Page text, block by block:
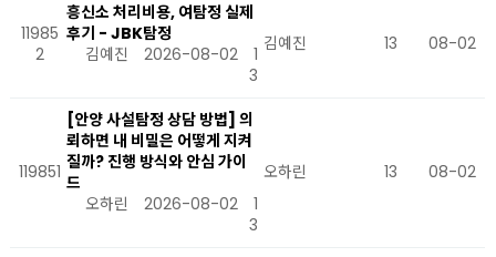
11985
2
흥신소 처리비용, 여탐정 실제
후기 - JBK탐정
김예진
2026-08-02
1
3
김예진 13 08-02
119851
[안양 사설탐정 상담 방법] 의
뢰하면 내 비밀은 어떻게 지켜
질까? 진행 방식와 안심 가이
드
오하린
2026-08-02
1
3
오하린 13 08-02